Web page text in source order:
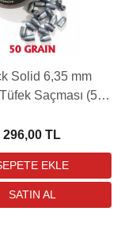
Solid 6,35 mm
Saçması (50
296,00 TL